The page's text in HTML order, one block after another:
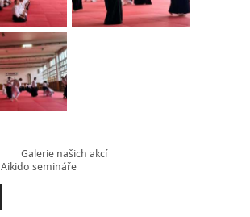
Galerie našich akcí
Aikido semináře